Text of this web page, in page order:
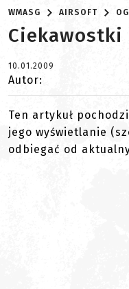
WMASG AIRSOFT
Ciekawostki
10.01.2009
Autor:
Ten artykuł
jego wyświetlanie
odbiegać od